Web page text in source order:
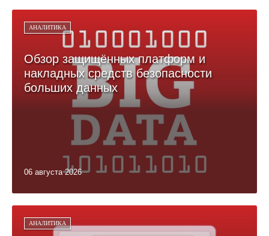
АНАЛИТИКА
Обзор защищённых платформ и
накладных средств безопасности
больших данных
06 августа 2026
АНАЛИТИКА